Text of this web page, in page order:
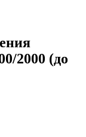
2000 (до